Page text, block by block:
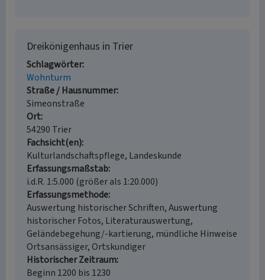
Dreikönigenhaus in Trier
Schlagwörter
Wohnturm
Straße / Hausnummer
Simeonstraße
Ort
54290 Trier
Fachsicht(en)
Kulturlandschaftspflege, Landeskunde
Erfassungsmaßstab
i.d.R. 1:5.000 (größer als 1:20.000)
Erfassungsmethode
Auswertung historischer Schriften, Auswertung
historischer Fotos, Literaturauswertung,
Geländebegehung/-kartierung, mündliche Hinweise
Ortsansässiger, Ortskundiger
Historischer Zeitraum
Beginn 1200 bis 1230